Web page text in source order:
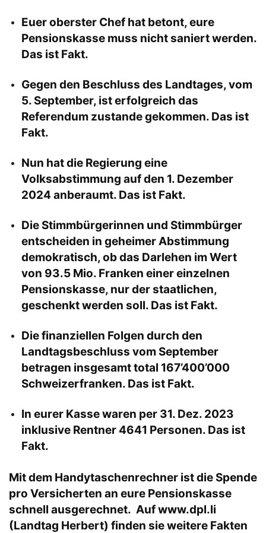
Euer oberster Chef hat betont, eure
Pensionskasse muss nicht saniert werden.
Das ist Fakt.
Gegen den Beschluss des Landtages, vom
5. September, ist erfolgreich das
Referendum zustande gekommen. Das ist
Fakt.
Nun hat die Regierung eine
Volksabstimmung auf den 1. Dezember
2024 anberaumt. Das ist Fakt.
Die Stimmbürgerinnen und Stimmbürger
entscheiden in geheimer Abstimmung
demokratisch, ob das Darlehen im Wert
von 93.5 Mio. Franken einer einzelnen
Pensionskasse, nur der staatlichen,
geschenkt werden soll. Das ist Fakt.
Die finanziellen Folgen durch den
Landtagsbeschluss vom September
betragen insgesamt total 167’400’000
Schweizerfranken. Das ist Fakt.
In eurer Kasse waren per 31. Dez. 2023
inklusive Rentner 4641 Personen. Das ist
Fakt.
Mit dem Handytaschenrechner ist die Spende
pro Versicherten an eure Pensionskasse
schnell ausgerechnet. Aufwww.dpl.li
(Landtag Herbert) finden sie weitere Fakten